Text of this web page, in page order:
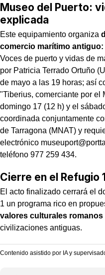
Museo del Puerto:
explicada
Este equipamiento organiza
comercio marítimo antiguo:
Voces de puerto y vidas de
por Patricia Terrado Ortuño
de mayo a las 19 horas; así
"Tiberius, comerciante por el
domingo 17 (12 h) y el
coordinada conjuntamente
de Tarragona (MNAT) y
electrónico
teléfono 977 259 434.
Cierre en el Refugio
El acto finalizado cerrará el
1 un programa rico en
valores culturales romanos
civilizaciones antiguas.
Contenido asistido por IA y